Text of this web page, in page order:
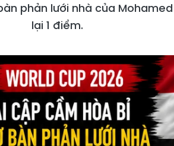
phản lưới nhà của Mohamed
lại 1 điểm.